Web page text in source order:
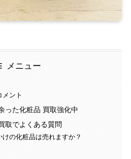
メニュー
メント
った化粧品 買取強化中
取でよくある質問
の化粧品は売れますか？